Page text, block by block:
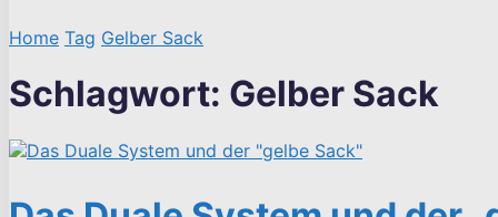
Home Tag Gelber Sack
Schlagwort: Gelber Sack